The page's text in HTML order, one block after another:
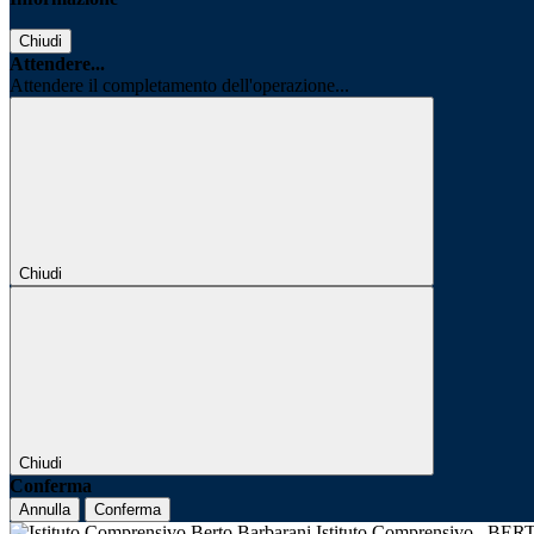
Chiudi
Attendere...
Attendere il completamento dell'operazione...
Chiudi
Chiudi
Conferma
Annulla Conferma